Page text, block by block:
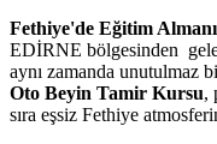
Fethiye'de Eğitim
EDİRNE bölgesinden
aynı zamanda unutulmaz
Oto Beyin Tamir Kursu,
sıra eşsiz Fethiye